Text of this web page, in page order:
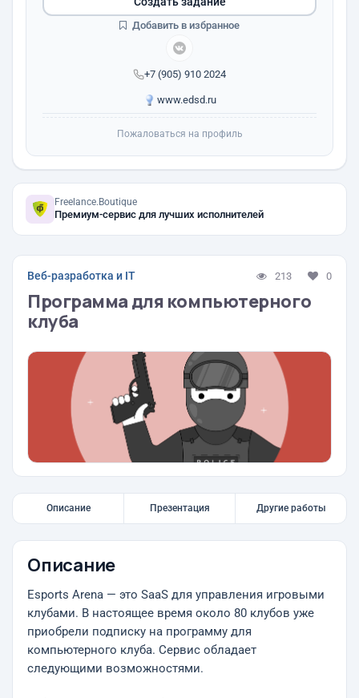
+7 (905) 910 2024
www.edsd.ru
Добавить в избранное
Пожаловаться на профиль
Freelance.Boutique
Премиум-сервис для лучших исполнителей
Веб-разработка и IT 213 0
Программа для компьютерного
клуба
Описание Презентация Другие работы
Описание
Esports Arena — это SaaS для управления игровыми
клубами. В настоящее время около 80 клубов уже
приобрели подписку на программу для
компьютерного клуба. Сервис обладает
следующими возможностями.